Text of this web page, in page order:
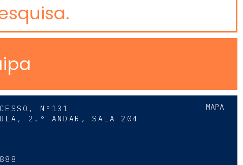
MAPA
Nº131
2.º ANDAR, SALA 204